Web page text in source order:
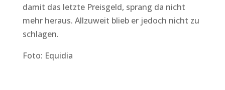
damit das letzte Preisgeld, sprang da nicht
mehr heraus. Allzuweit blieb er jedoch nicht zu
schlagen.
Foto: Equidia